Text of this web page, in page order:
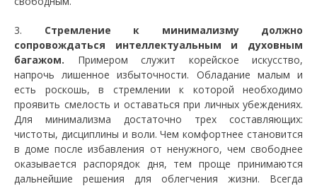
3. Стремление к минимализму должно
сопровождаться интеллектуальным и духовным
багажом. Примером служит корейское искусство,
напрочь лишенное избыточности. Обладание малым и
есть роскошь, в стремлении к которой необходимо
проявить смелость и оставаться при личных убеждениях.
Для минимализма достаточно трех составляющих:
чистоты, дисциплины и воли. Чем комфортнее становится
в доме после избавления от ненужного, чем свободнее
оказывается распорядок дня, тем проще принимаются
дальнейшие решения для облегчения жизни. Всегда